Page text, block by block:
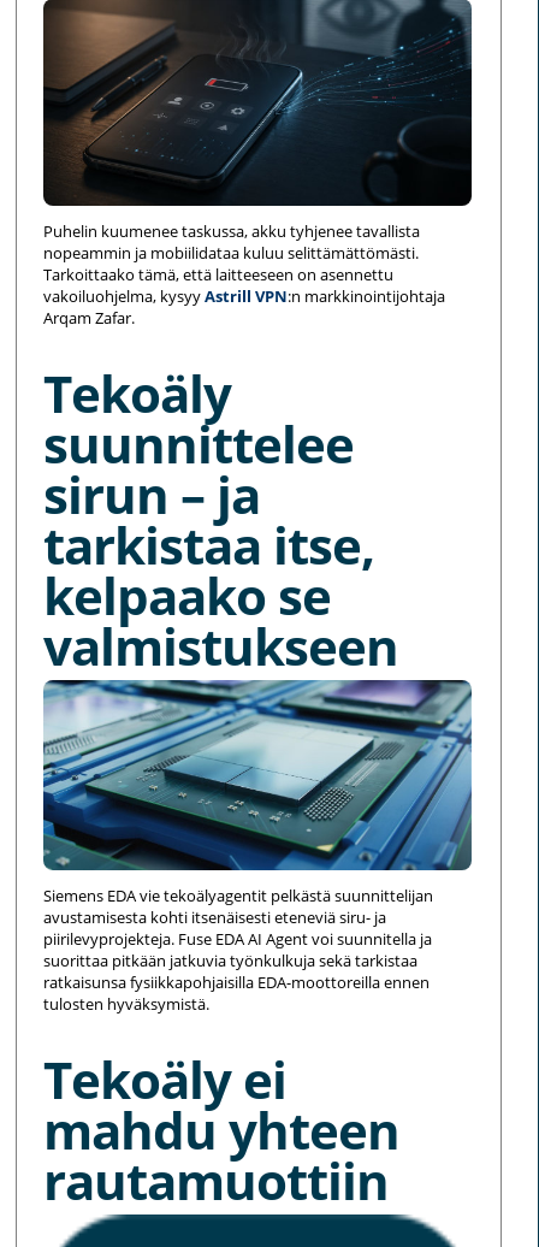
Puhelin kuumenee taskussa, akku tyhjenee tavallista
nopeammin ja mobiilidataa kuluu selittämättömästi.
Tarkoittaako tämä, että laitteeseen on asennettu
vakoiluohjelma, kysyyAstrill VPN:n markkinointijohtaja
Arqam Zafar.
Tekoäly
suunnittelee
sirun – ja
tarkistaa itse,
kelpaako se
valmistukseen
Siemens EDA vie tekoälyagentit pelkästä suunnittelijan
avustamisesta kohti itsenäisesti eteneviä siru- ja
piirilevyprojekteja. Fuse EDA AI Agent voi suunnitella ja
suorittaa pitkään jatkuvia työnkulkuja sekä tarkistaa
ratkaisunsa fysiikkapohjaisilla EDA-moottoreilla ennen
tulosten hyväksymistä.
Tekoäly ei
mahdu yhteen
rautamuottiin